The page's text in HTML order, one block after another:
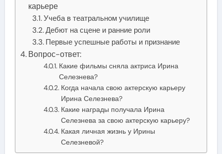
карьере
Учеба в театральном училище
Дебют на сцене и ранние роли
Первые успешные работы и признание
Вопрос-ответ:
Какие фильмы сняла актриса Ирина
Селезнева?
Когда начала свою актерскую карьеру
Ирина Селезнева?
Какие награды получала Ирина
Селезнева за свою актерскую карьеру?
Какая личная жизнь у Ирины
Селезневой?